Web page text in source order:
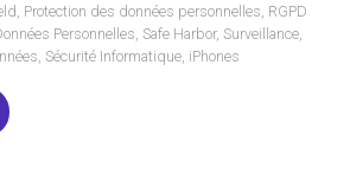
Protection des données personnelles RGPD
Personnelles Safe Harbor, Surveillance
Sécurité Informatique iPhones